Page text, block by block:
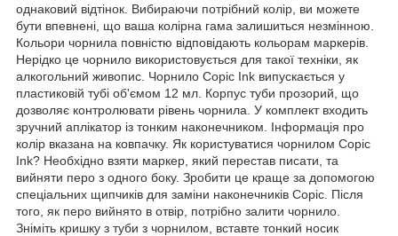
однаковий відтінок. Вибираючи потрібний колір, ви можете
бути впевнені, що ваша колірна гама залишиться незмінною.
Кольори чорнила повністю відповідають кольорам маркерів.
Нерідко це чорнило використовується для такої техніки, як
алкогольний живопис. Чорнило Copic Ink випускається у
пластиковій тубі об'ємом 12 мл. Корпус туби прозорий, що
дозволяє контролювати рівень чорнила. У комплект входить
зручний аплікатор із тонким наконечником. Інформація про
колір вказана на ковпачку. Як користуватися чорнилом Copic
Ink? Необхідно взяти маркер, який перестав писати, та
вийняти перо з одного боку. Зробити це краще за допомогою
спеціальних щипчиків для заміни наконечників Copic. Після
того, як перо вийнято в отвір, потрібно залити чорнило.
Зніміть кришку з туби з чорнилом, вставте тонкий носик